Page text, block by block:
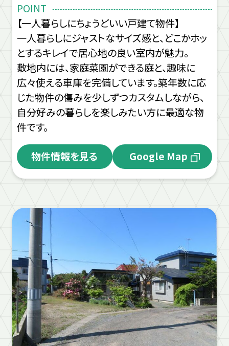
POINT
【一人暮らしにちょうどいい戸建て物件】
一人暮らしにジャストなサイズ感と、どこかホッ
とするキレイで居心地の良い室内が魅力。
敷地内には、家庭菜園ができる庭と、趣味に
広々使える車庫を完備しています。築年数に応
じた物件の傷みを少しずつカスタムしながら、
自分好みの暮らしを楽しみたい方に最適な物
件です。
物件情報を見る Google Map